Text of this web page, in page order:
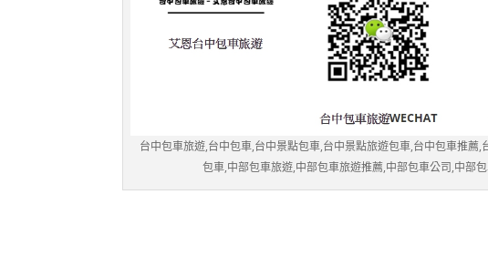
台中包車旅遊,台中包車,台中景點包車,台中景點旅遊包車,台中包車推
包車,中部包車旅遊,中部包車旅遊推薦,中部包車公司,中部